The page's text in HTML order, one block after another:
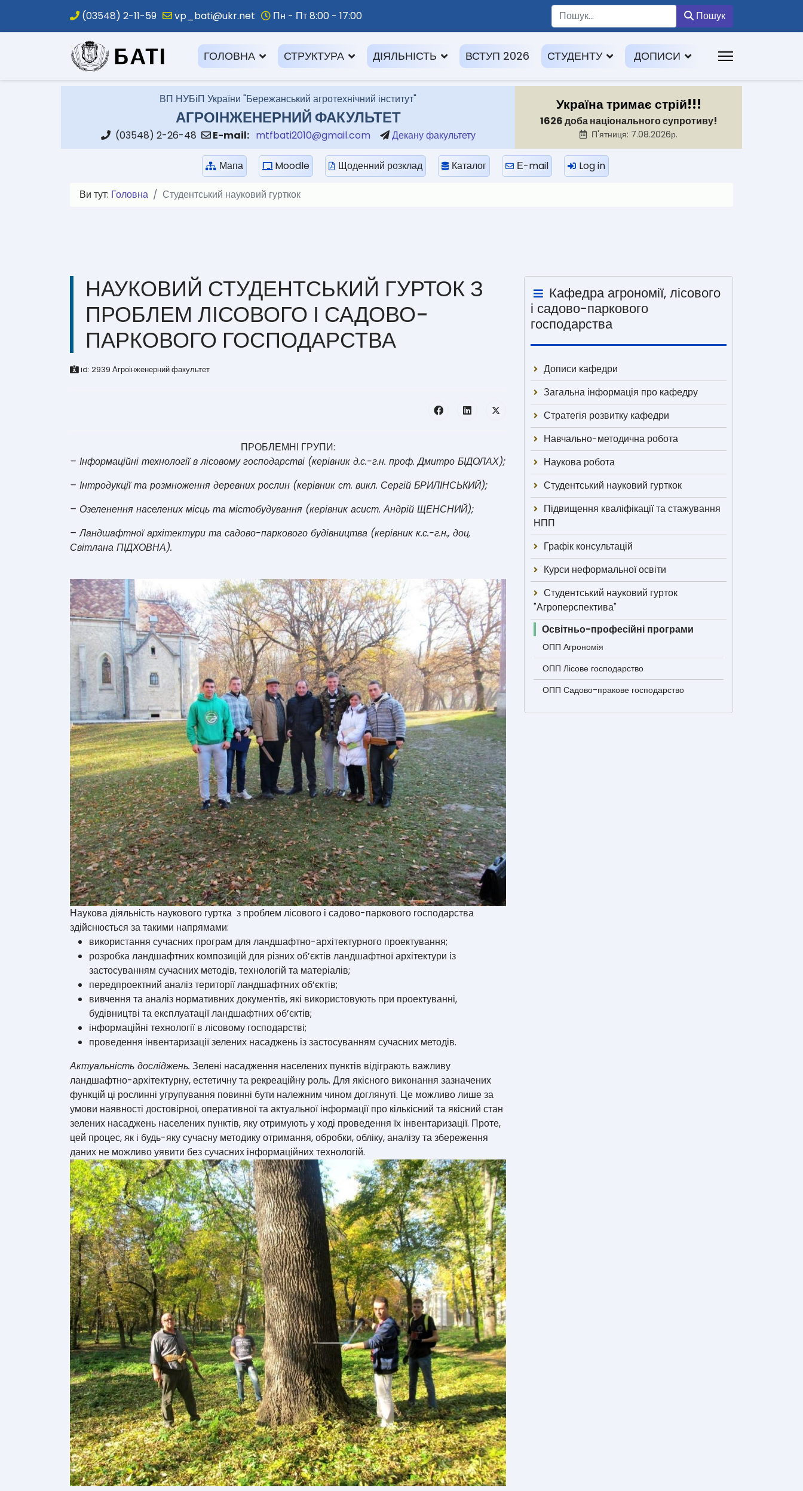
(03548) 2-11-59 vp_bati@ukr.net Пн - Пт 8:00 - 17:00 Пошук
.
ГОЛОВНА СТРУКТУРА ДІЯЛЬНІСТЬ ВСТУП 2026 СТУДЕНТУ ДОПИСИ
ВП НУБіП України "Бережанський агротехнічний інститут"
АГРОІНЖЕНЕРНИЙ ФАКУЛЬТЕТ
(03548) 2-26-48 E-mail: mtfbati2010@gmail.com Декану факультету
Україна тримає стрій!!!
1626 доба національного супротиву!
П'ятниця: 7.08.2026р.
Мапа Moodle Щоденний розклад Каталог Е-mail Log in
Ви тут: Головна Студентський науковий гурткок
НАУКОВИЙ СТУДЕНТСЬКИЙ ГУРТОК З
ПРОБЛЕМ ЛІСОВОГО І САДОВО-
ПАРКОВОГО ГОСПОДАРСТВА
id: 2939 Агроінженерний факультет
ПРОБЛЕМНІ ГРУПИ:
– Інформаційні технології в лісовому господарстві (керівник д.с.-г.н. проф. Дмитро БІДОЛАХ);
– Інтродукції та розмноження деревних рослин (керівник ст. викл. Сергій БРИЛІНСЬКИЙ);
– Озеленення населених місць та містобудування (керівник асист. Андрій ЩЕНСНИЙ);
– Ландшафтної архітектури та садово-паркового будівництва (керівник к.с.-г.н., доц.
Світлана ПІДХОВНА).
Наукова діяльність наукового гуртка з проблем лісового і садово-паркового господарства
здійснюється за такими напрямами:
використання сучасних програм для ландшафтно-архітектурного проектування;
розробка ландшафтних композицій для різних об’єктів ландшафтної архітектури із
застосуванням сучасних методів, технологій та матеріалів;
передпроектний аналіз території ландшафтних об’єктів;
вивчення та аналіз нормативних документів, які використовують при проектуванні,
будівництві та експлуатації ландшафтних об’єктів;
інформаційні технології в лісовому господарстві;
проведення інвентаризації зелених насаджень із застосуванням сучасних методів.
Актуальність досліджень. Зелені насадження населених пунктів відіграють важливу
ландшафтно-архітектурну, естетичну та рекреаційну роль. Для якісного виконання зазначених
функцій ці рослинні угрупування повинні бути належним чином доглянуті. Це можливо лише за
умови наявності достовірної, оперативної та актуальної інформації про кількісний та якісний стан
зелених насаджень населених пунктів, яку отримують у ході проведення їх інвентаризації. Проте,
цей процес, як і будь-яку сучасну методику отримання, обробки, обліку, аналізу та збереження
даних не можливо уявити без сучасних інформаційних технологій.
Кафедра агрономії, лісового
і садово-паркового
господарства
Дописи кафедри
Загальна інформація про кафедру
Стратегія розвитку кафедри
Навчально-методична робота
Наукова робота
Студентський науковий гурткок
Підвищення кваліфікації та стажування
НПП
Графік консультацій
Курси неформальної освіти
Студентський науковий гурток
"Агроперспектива"
Освітньо-професійні програми
ОПП Агрономія
ОПП Лісове господарство
ОПП Садово-пракове господарство